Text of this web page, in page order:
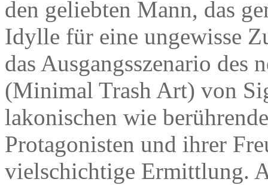
den geliebten Mann, das
Idylle für eine ungewisse
das Ausgangsszenario des
(Minimal Trash Art) von
lakonischen wie
Protagonisten und ihrer
vielschichtige Ermittlung.